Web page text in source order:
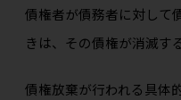
債権者が債務者に対して
きは、その債権が消滅す
債権放棄が行われる具体